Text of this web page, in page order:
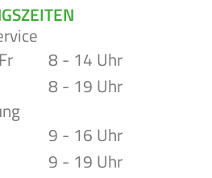
8 - 14 Uhr
8 - 19 Uhr
9 - 16 Uhr
9 - 19 Uhr